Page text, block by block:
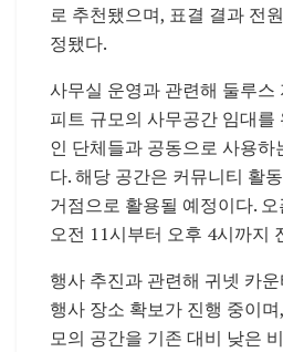
로 추천됐으며, 표결 결과 전
정됐다.
사무실 운영과 관련해 둘루스
피트 규모의 사무공간 임대를
인 단체들과 공동으로 사용하
다. 해당 공간은 커뮤니티 활
거점으로 활용될 예정이다.
오전 11시부터 오후 4시까지
행사 추진과 관련해 귀넷 카
행사 장소 확보가 진행 중이
모의 공간을 기존 대비 낮은